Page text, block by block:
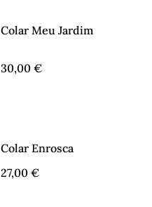
Colar Meu Jardim
30,00 €
Colar Enrosca
27,00 €